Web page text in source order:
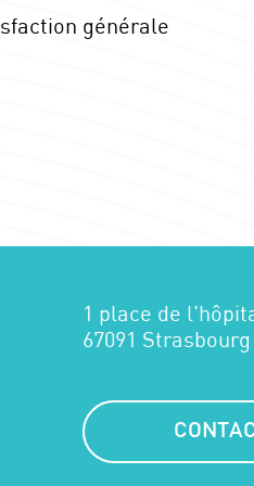
générale
1 place de
67091